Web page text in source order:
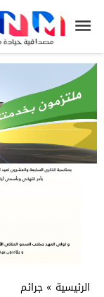
الرئيسية » جرائم